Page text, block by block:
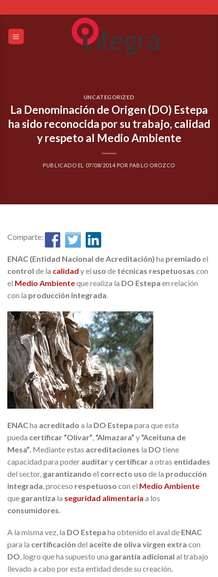
to
content
UNCATEGORIZED
La Denominación de Origen (DO) Estepa
ha sido reconocida por su trabajo, calidad
y respeto al Medio Ambiente
PUBLICADO EL 07/08/2014POR PABLO OROZCO
Comparte:
ENAC (Entidad Nacional de Acreditación) ha premiado el
control de la calidad y el uso de técnicas respetuosas con
el Medio Ambienteque realiza la DO Estepa en relación
con la producción integrada.
ENACha acreditado a la DO Estepa para que esta
pueda certificar “Olivar” “Almazara” y “Aceituna de
Mesa” . Mediante estas acreditaciones la DO tiene
capacidad para poder auditary certificara otras entidades
del sector, garantizando el correcto uso de la producción
integrada , proceso respetuoso con el Medio Ambiente
que garantiza la seguridad alimentaria a los
consumidores
A la misma vez, la DO Estepa ha obtenido el aval de ENAC
para la certificación del aceite de oliva virgen extra con
DO, logro que ha supuesto una garantía adicional al trabajo
llevado a cabo por esta entidad desde su creación.